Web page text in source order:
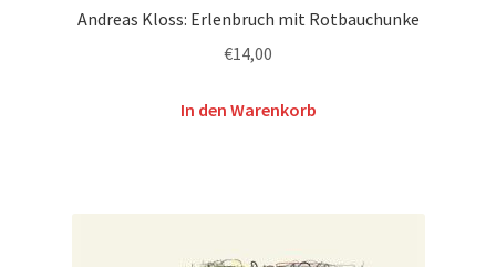
Andreas Kloss: Erlenbruch mit Rotbauchunke
€14,00
In den Warenkorb